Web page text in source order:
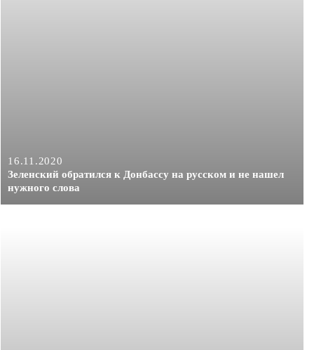
16.11.2020
Зеленский обратился к Донбассу на русском и не нашел
нужного слова